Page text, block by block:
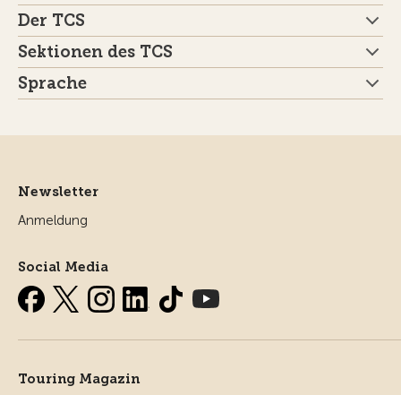
Der TCS
Sektionen des TCS
Sprache
Newsletter
Anmeldung
Social Media
Touring Magazin